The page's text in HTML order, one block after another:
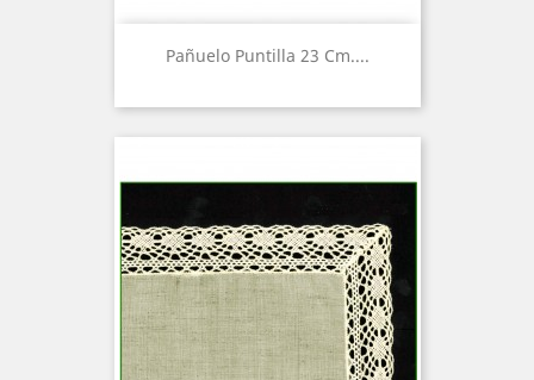
Pañuelo Puntilla 23 Cm....